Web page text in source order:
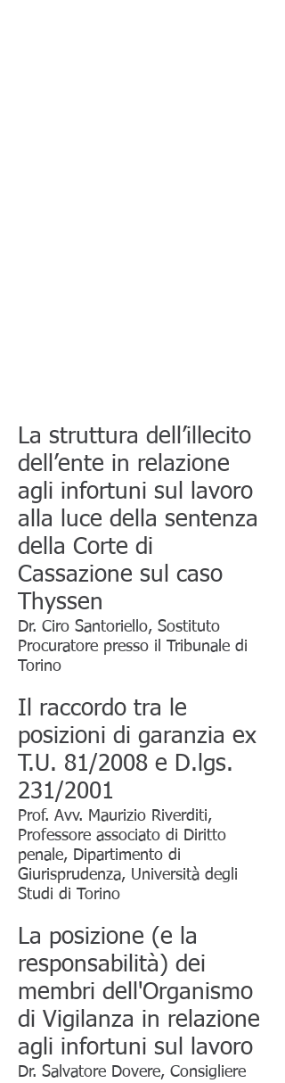
La struttura dell’illecito
dell’ente in relazione
agli infortuni sul lavoro
alla luce della sentenza
della Corte di
Cassazione sul caso
Thyssen
Dr. Ciro Santoriello, Sostituto
Procuratore presso il Tribunale di
Torino
Il raccordo tra le
posizioni di garanzia ex
T.U. 81/2008 e D.lgs.
231/2001
Prof. Avv. Maurizio Riverditi,
Professore associato di Diritto
penale, Dipartimento di
Giurisprudenza, Università degli
Studi di Torino
La posizione (e la
responsabilità) dei
membri dell'Organismo
di Vigilanza in relazione
agli infortuni sul lavoro
Dr. Salvatore Dovere, Consigliere